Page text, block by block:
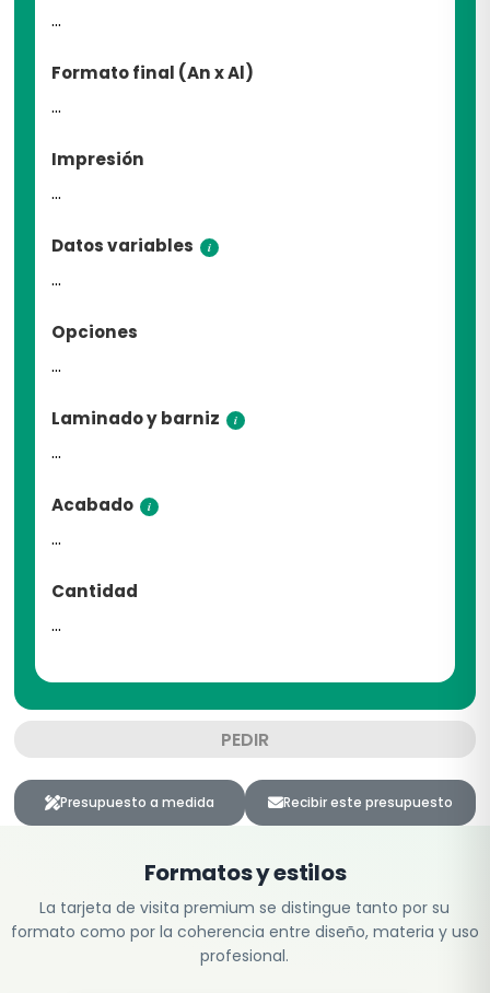
...
Formato final (An x Al)
...
Impresión
...
Datos variables i
...
Opciones
...
Laminado y barniz i
...
Acabado i
...
Cantidad
...
PEDIR
Presupuesto a medida Recibir este presupuesto
Formatos y estilos
La tarjeta de visita premium se distingue tanto por su
formato como por la coherencia entre diseño, materia y uso
profesional.